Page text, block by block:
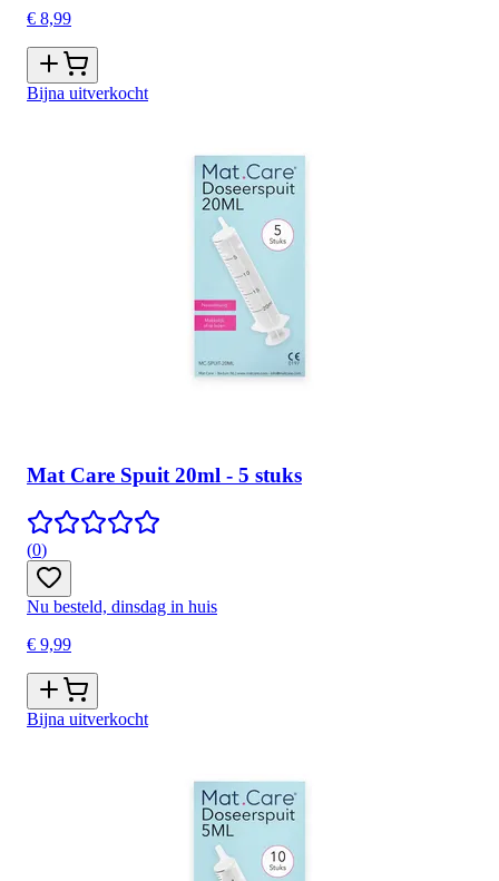
€ 8,99
Bijna uitverkocht
Mat Care Spuit 20ml - 5 stuks
(0)
Nu besteld, dinsdag in huis
€ 9,99
Bijna uitverkocht